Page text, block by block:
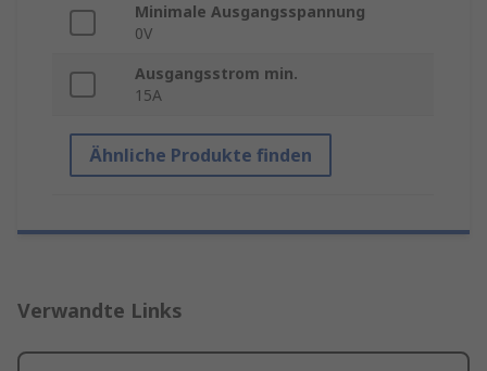
Minimale Ausgangsspannung
0V
Ausgangsstrom min.
15A
Ähnliche Produkte finden
Verwandte Links